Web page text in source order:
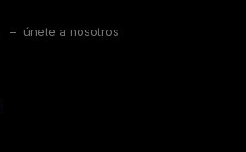
– únete a nosotros